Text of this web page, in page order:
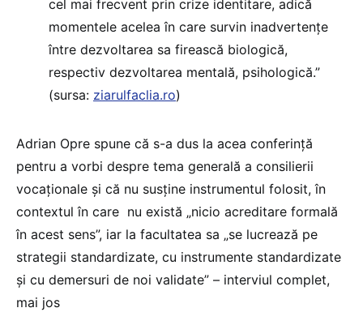
cel mai frecvent prin crize identitare, adică
momentele acelea în care survin inadvertențe
între dezvoltarea sa firească biologică,
respectiv dezvoltarea mentală, psihologică.”
(sursa: ziarulfaclia.ro)
Adrian Opre spune că s-a dus la acea conferință
pentru a vorbi despre tema generală a consilierii
vocaționale și că nu susține instrumentul folosit, în
contextul în care nu există „nicio acreditare formală
în acest sens”, iar la facultatea sa „se lucrează pe
strategii standardizate, cu instrumente standardizate
și cu demersuri de noi validate” – interviul complet,
mai jos